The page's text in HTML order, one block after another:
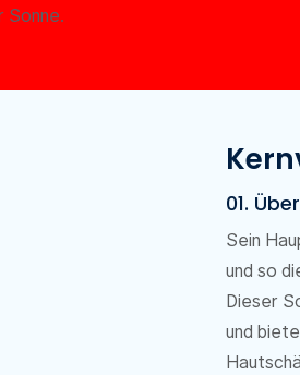
Sonne.
01.
Sein
und so
Dieser
und